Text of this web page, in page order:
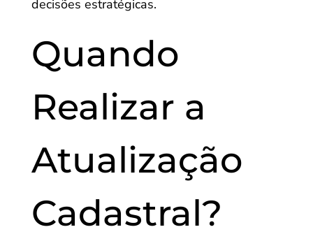
decisões estratégicas.
Quando
Realizar a
Atualização
Cadastral?